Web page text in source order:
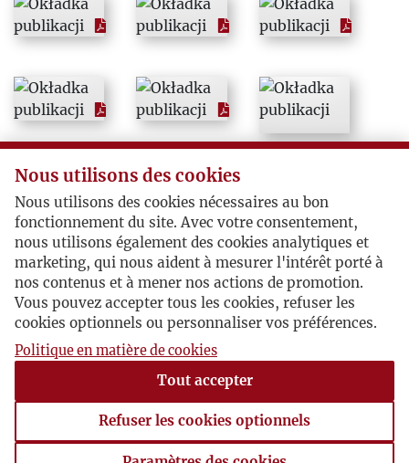
1991
1992
1995
1996
1997
1998
Nous utilisons des cookies
Nous utilisons des cookies nécessaires au bon
fonctionnement du site. Avec votre consentement,
nous utilisons également des cookies analytiques et
marketing, qui nous aident à mesurer l'intérêt porté à
nos contenus et à mener nos actions de promotion.
Vous pouvez accepter tous les cookies, refuser les
cookies optionnels ou personnaliser vos préférences.
Politique en matière de cookies
Tout accepter
Refuser les cookies optionnels